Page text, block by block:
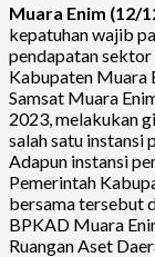
Muara Enim (12/
kepatuhan wajib
pendapatan
Kabupaten Muara
Samsat Muara
2023, melakukan
salah satu instansi
Adapun instansi
Pemerintah
bersama tersebut
BPKAD Muara
Ruangan Aset